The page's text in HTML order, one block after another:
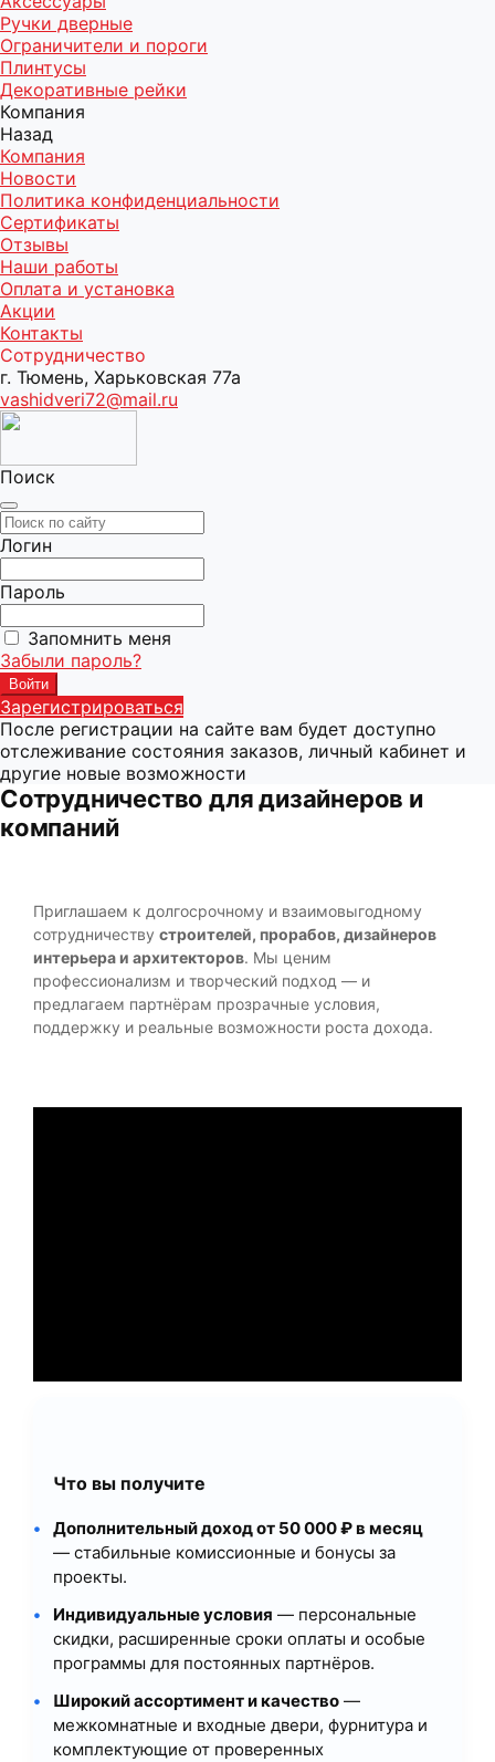
Ручки дверные
Ограничители и пороги
Плинтусы
Декоративные рейки
Компания
Назад
Компания
Новости
Политика конфиденциальности
Сертификаты
Отзывы
Наши работы
Оплата и установка
Акции
Контакты
Сотрудничество
г. Тюмень, Харьковская 77а
vashidveri72@mail.ru
Поиск
Логин
Пароль
Запомнить меня
Забыли пароль?
Зарегистрироваться
После регистрации на сайте вам будет доступно
отслеживание состояния заказов, личный кабинет и
другие новые возможности
Сотрудничество для дизайнеров и
компаний
Приглашаем к долгосрочному и взаимовыгодному
сотрудничеству строителей, прорабов, дизайнеров
интерьера и архитекторов. Мы ценим
профессионализм и творческий подход — и
предлагаем партнёрам прозрачные условия,
поддержку и реальные возможности роста дохода.
Что вы получите
Дополнительный доход от 50 000 ₽ в месяц
— стабильные комиссионные и бонусы за
проекты.
Индивидуальные условия — персональные
скидки, расширенные сроки оплаты и особые
программы для постоянных партнёров.
Широкий ассортимент и качество —
межкомнатные и входные двери, фурнитура и
комплектующие от проверенных